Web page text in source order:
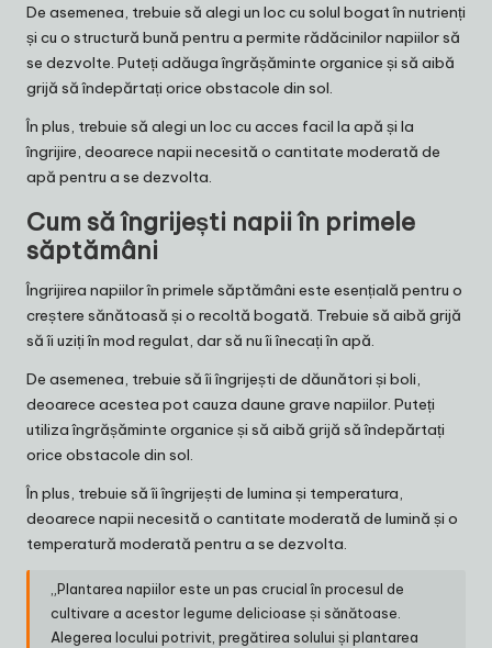
De asemenea, trebuie să alegi un loc cu solul bogat în nutrienți
și cu o structură bună pentru a permite rădăcinilor napiilor să
se dezvolte. Puteți adăuga îngrășăminte organice și să aibă
grijă să îndepărtați orice obstacole din sol.
În plus, trebuie să alegi un loc cu acces facil la apă și la
îngrijire, deoarece napii necesită o cantitate moderată de
apă pentru a se dezvolta.
Cum să îngrijești napii în primele
săptămâni
Îngrijirea napiilor în primele săptămâni este esențială pentru o
creștere sănătoasă și o recoltă bogată. Trebuie să aibă grijă
să îi uziți în mod regulat, dar să nu îi înecați în apă.
De asemenea, trebuie să îi îngrijești de dăunători și boli,
deoarece acestea pot cauza daune grave napiilor. Puteți
utiliza îngrășăminte organice și să aibă grijă să îndepărtați
orice obstacole din sol.
În plus, trebuie să îi îngrijești de lumina și temperatura,
deoarece napii necesită o cantitate moderată de lumină și o
temperatură moderată pentru a se dezvolta.
„Plantarea napiilor este un pas crucial în procesul de
cultivare a acestor legume delicioase și sănătoase.
Alegerea locului potrivit, pregătirea solului și plantarea